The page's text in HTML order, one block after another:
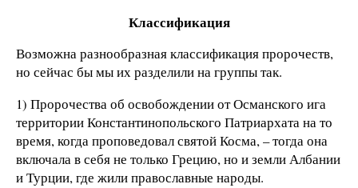
Классификация
Возможна разнообразная классификация пророчеств,
но сейчас бы мы их разделили на группы так.
1) Пророчества об освобождении от Османского ига
территории Константинопольского Патриархата на то
время, когда проповедовал святой Косма, – тогда она
включала в себя не только Грецию, но и земли Албании
и Турции, где жили православные народы.